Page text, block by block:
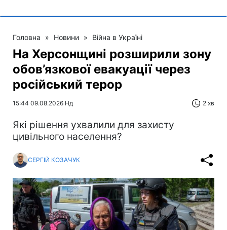
Головна » Новини » Війна в Україні
На Херсонщині розширили зону
обов’язкової евакуації через
російський терор
15:44 09.08.2026 Нд 2 хв
Які рішення ухвалили для захисту
цивільного населення?
СЕРГІЙ КОЗАЧУК